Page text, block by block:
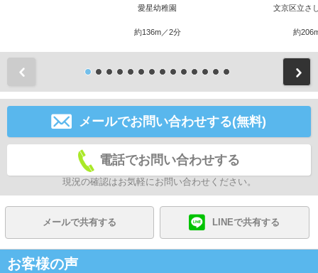
愛星幼稚園
約136m／2分
文京区立さ
約
メールでお問い合わせする(無料)
電話でお問い合わせする
現況の確認はお気軽にお問い合わせください。
メールで共有する LINEで共有する
お客様の声